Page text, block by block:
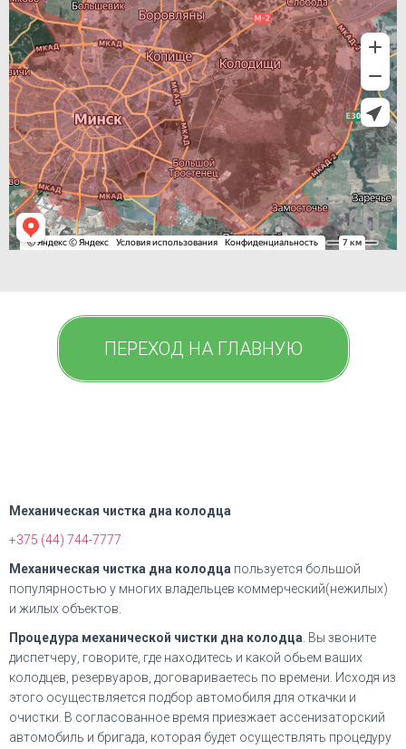
ПЕРЕХОД НА ГЛАВНУЮ
Механическая чистка дна колодца
+375 (44) 744-7777
Механическая чистка дна колодца пользуется большой
популярностью у многих владельцев коммерческий(нежилых)
и жилых объектов.
Процедура механической чистки дна колодца . Вы звоните
диспетчеру, говорите, где находитесь и какой обьем ваших
колодцев, резервуаров, договариваетесь по времени. Исходя из
этого осуществляется подбор автомобиля для откачки и
очистки. В согласованное время приезжает ассенизаторский
автомобиль и бригада, которая будет осуществлять процедуру